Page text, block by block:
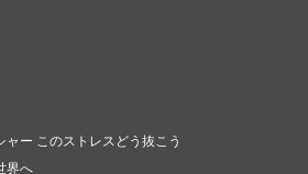
ー このストレスどう抜こう
界へ